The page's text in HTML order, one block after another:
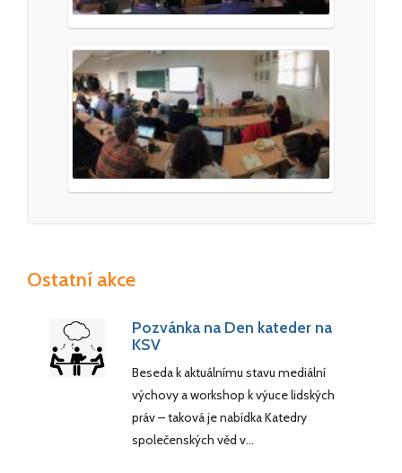
Ostatní akce
Pozvánka na Den kateder na
KSV
Beseda k aktuálnímu stavu mediální
výchovy a workshop k výuce lidských
práv – taková je nabídka Katedry
společenských věd v…